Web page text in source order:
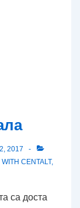
2017
CENTALT,
са доста